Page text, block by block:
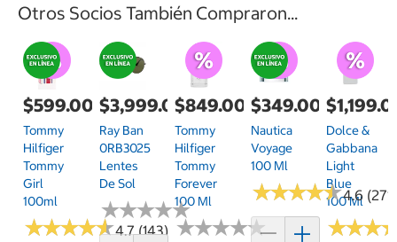
Otros Socios También Compraron...
$599.00
Tommy
Hilfiger
Tommy
Girl
100ml
★★★★★
★★★★★4.7 (143)
$3,999.00
Ray Ban
0RB3025
Lentes
De Sol
★★★★★
★★★★★
$849.00
Tommy
Hilfiger
Tommy
Forever
100 Ml
★★★★★
★★★★★
$349.00
Nautica
Voyage
100 Ml
★★★★★
★★★★★4.6 (271)
Dolce &
Gabbana
Light
Blue
100 Ml
★★★
★★★